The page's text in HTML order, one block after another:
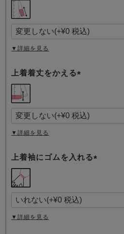
須
)
▼詳細を見る
上着着丈をかえる
須
)
▼詳細を見る
上着袖にゴムを入れる
須
)
▼詳細を見る